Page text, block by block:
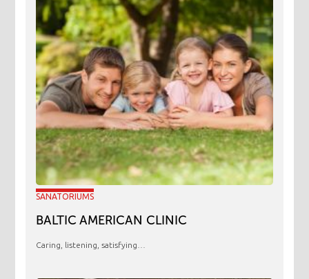
SANATORIUMS
BALTIC AMERICAN CLINIC
Caring, listening, satisfying…